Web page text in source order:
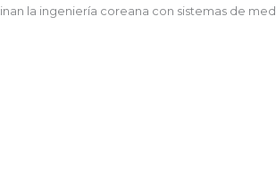
la ingeniería coreana con sistemas de